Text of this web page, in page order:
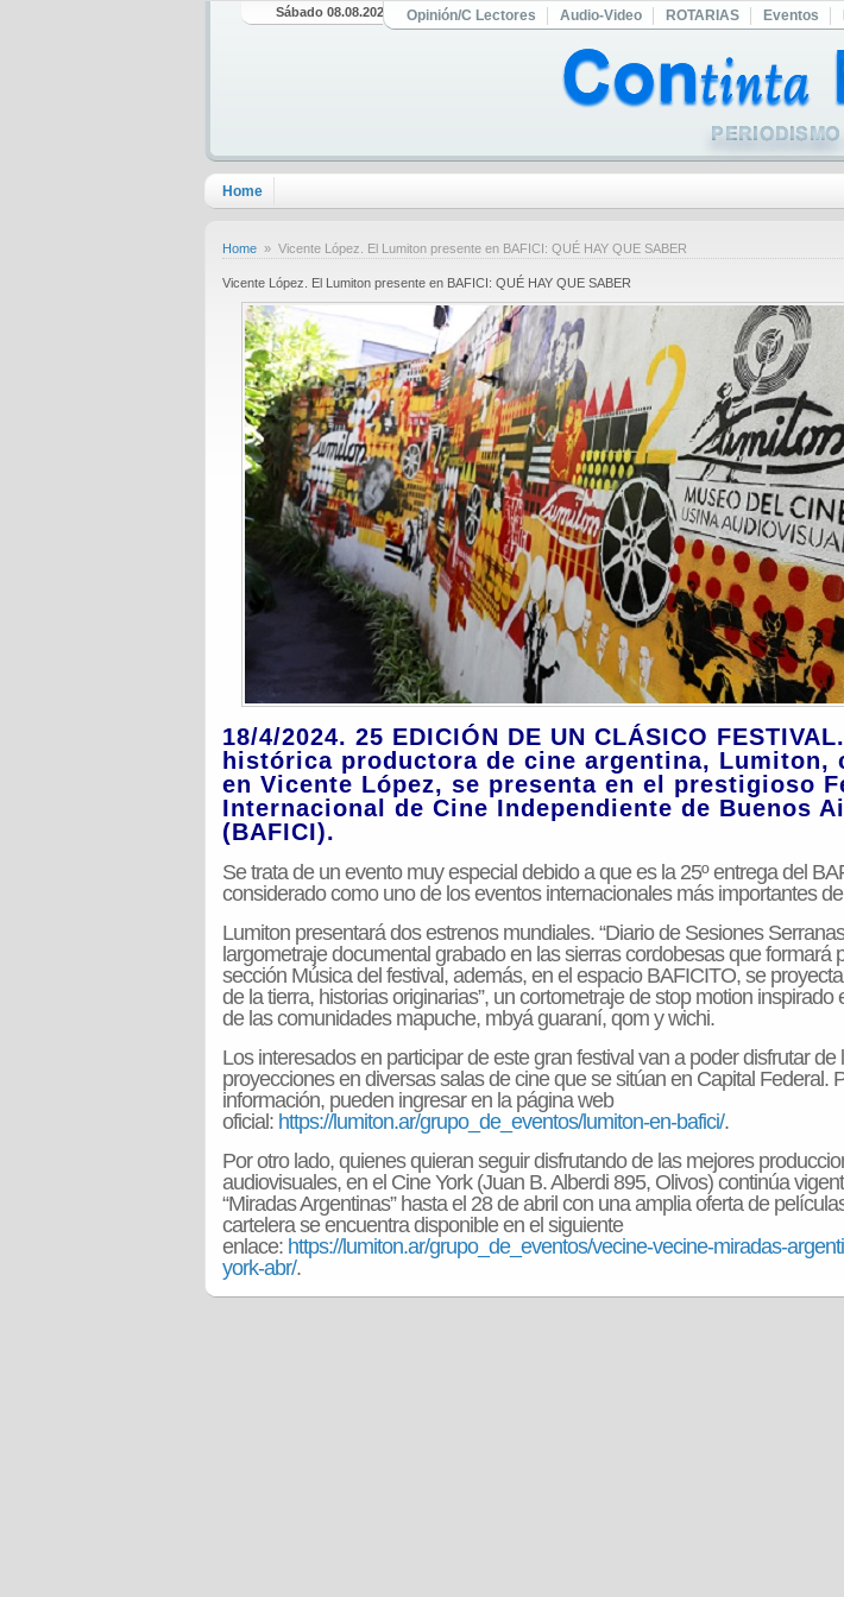
Sábado 08.08.2026 Opinión/C Lectores Audio-Video ROTARIAS Eventos
Home
Home » Vicente López. El Lumiton presente en BAFICI: QUÉ HAY QUE SABER
Vicente López. El Lumiton presente en BAFICI: QUÉ HAY QUE SABER
18/4/2024. 25 EDICIÓN DE UN CLÁSICO
histórica productora de cine argentina, Lumiton,
en Vicente López, se presenta en el prestigioso
Internacional de Cine Independiente de Buenos
(BAFICI).
Se trata de un evento muy especial debido a que es la 25º entrega del
considerado como uno de los eventos internacionales más importantes
Lumiton presentará dos estrenos mundiales. “Diario de Sesiones
largometraje documental grabado en las sierras cordobesas que formará
sección Música del festival, además, en el espacio BAFICITO, se
de la tierra, historias originarias”, un cortometraje de stop motion inspirado
de las comunidades mapuche, mbyá guaraní, qom y wichi.
Los interesados en participar de este gran festival van a poder disfrutar de
proyecciones en diversas salas de cine que se sitúan en Capital Federal.
información, pueden ingresar en la página web
oficial: https://lumiton.ar/grupo_de_eventos/lumiton-en-bafici/.
Por otro lado, quienes quieran seguir disfrutando de las mejores
audiovisuales, en el Cine York (Juan B. Alberdi 895, Olivos) continúa
“Miradas Argentinas” hasta el 28 de abril con una amplia oferta de
cartelera se encuentra disponible en el siguiente
enlace: https://lumiton.ar/grupo_de_eventos/vecine-vecine-miradas-
york-abr/.